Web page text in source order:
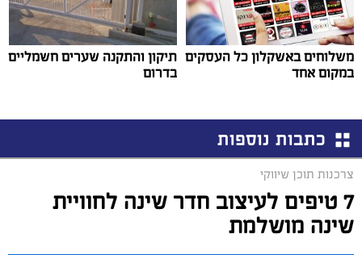
משלוחים באשקלון כל העסקים
במקום אחד
תיקון והתקנה שערים חשמליים
בדרום
כתבות נוספות
צרכנות תוכן שיווקי
7 טיפים לעיצוב חדר שינה לחוויית
שינה מושלמת